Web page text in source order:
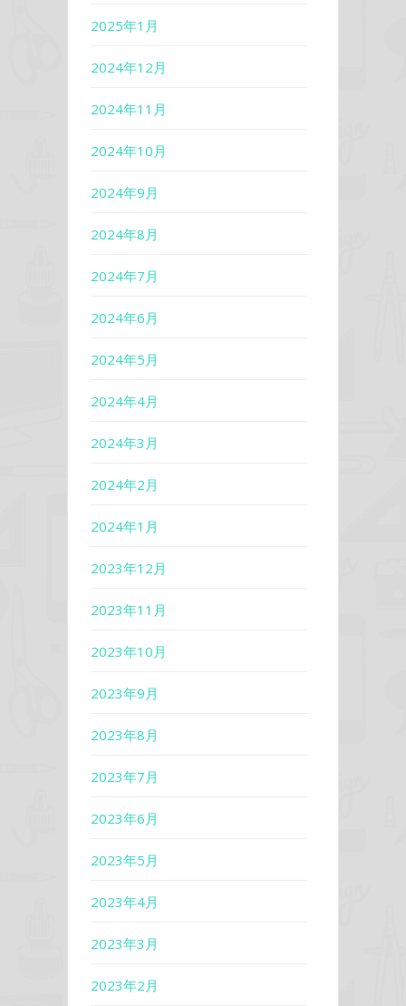
2025年1月
2024年12月
2024年11月
2024年10月
2024年9月
2024年8月
2024年7月
2024年6月
2024年5月
2024年4月
2024年3月
2024年2月
2024年1月
2023年12月
2023年11月
2023年10月
2023年9月
2023年8月
2023年7月
2023年6月
2023年5月
2023年4月
2023年3月
2023年2月